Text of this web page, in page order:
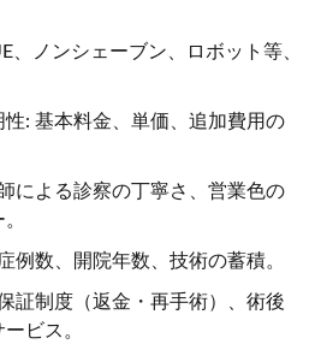
、ノンシェーブン、ロボット等、
: 基本料金、単価、追加費用の
による診察の丁寧さ、営業色の
例数、開院年数、技術の蓄積。
証制度（返金・再手術）、術後
ビス。